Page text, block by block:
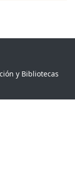
y Bibliotecas